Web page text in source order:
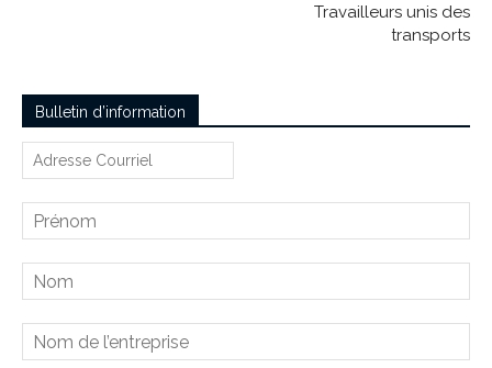
Travailleurs unis des
transports
Bulletin d’information